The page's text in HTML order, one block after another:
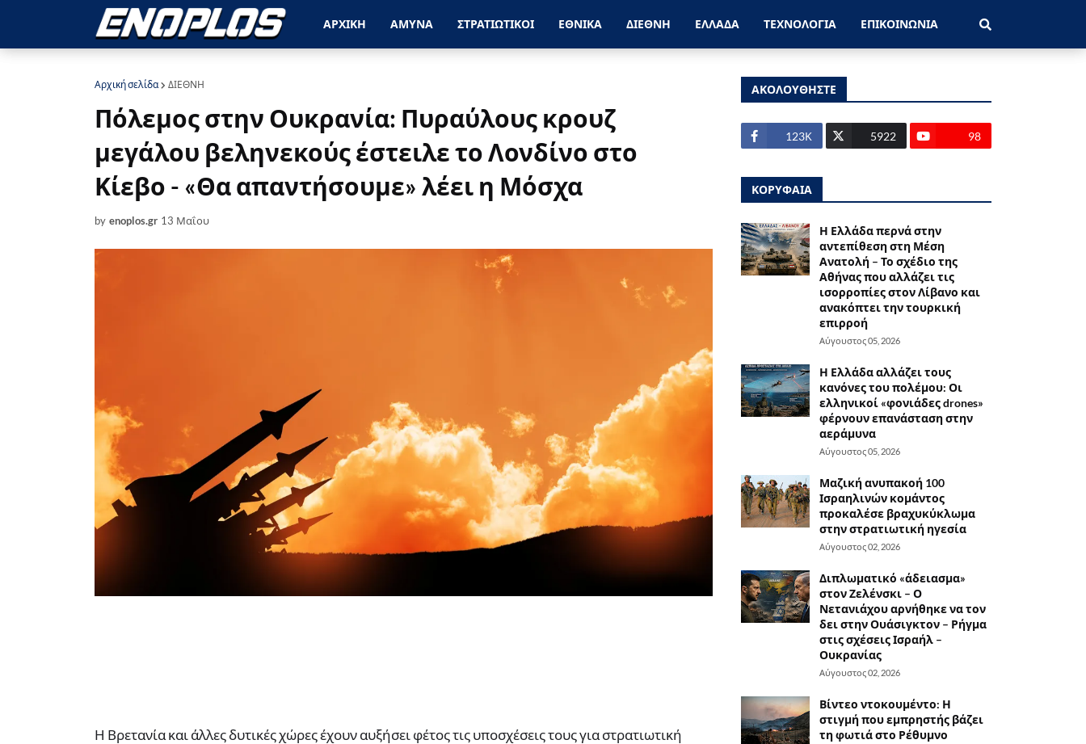
ΑΡΧΙΚΗ ΑΜΥΝΑ ΣΤΡΑΤΙΩΤΙΚΟΙ ΕΘΝΙΚΑ ΔΙΕΘΝΗ ΕΛΛΑΔΑ ΤΕΧΝΟΛΟΓΙΑ ΕΠΙΚΟΙΝΩΝΙΑ
Αρχική σελίδα ΔΙΕΘΝΗ
Πόλεμος στην Ουκρανία: Πυραύλους κρουζ
μεγάλου βεληνεκούς έστειλε το Λονδίνο στο
Κίεβο - «Θα απαντήσουμε» λέει η Μόσχα
by enoplos.gr 13 Μαΐου
Η Βρετανία και άλλες δυτικές χώρες έχουν αυξήσει φέτος τις υποσχέσεις τους για στρατιωτική
ΑΚΟΛΟΥΘΗΣΤΕ
123Κ 5922 98
ΚΟΡΥΦΑΙΑ
Η Ελλάδα περνά στην
αντεπίθεση στη Μέση
Ανατολή – Το σχέδιο της
Αθήνας που αλλάζει τις
ισορροπίες στον Λίβανο και
ανακόπτει την τουρκική
επιρροή
Αύγουστος 05, 2026
Η Ελλάδα αλλάζει τους
κανόνες του πολέμου: Οι
ελληνικοί «φονιάδες drones»
φέρνουν επανάσταση στην
αεράμυνα
Αύγουστος 05, 2026
Μαζική ανυπακοή 100
Ισραηλινών κομάντος
προκαλέσε βραχυκύκλωμα
στην στρατιωτική ηγεσία
Αύγουστος 02, 2026
Διπλωματικό «άδειασμα»
στον Ζελένσκι – Ο
Νετανιάχου αρνήθηκε να τον
δει στην Ουάσιγκτον – Ρήγμα
στις σχέσεις Ισραήλ –
Ουκρανίας
Αύγουστος 02, 2026
Βίντεο ντοκουμέντο: Η
στιγμή που εμπρηστής βάζει
τη φωτιά στο Ρέθυμνο